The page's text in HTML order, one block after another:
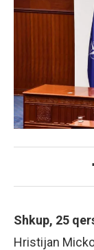
Shkup, 25
Hristijan